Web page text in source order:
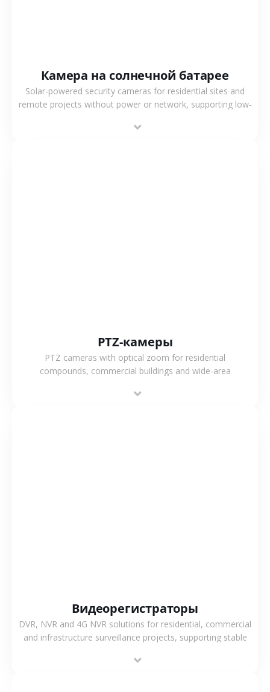
Камера на солнечной батарее
Solar-powered security cameras for residential sites and
remote projects without power or network, supporting low-
monitoring.
PTZ-камеры
PTZ cameras with optical zoom for residential
compounds, commercial buildings and wide-area
flexible coverage.
Видеорегистраторы
DVR, NVR and 4G NVR solutions for residential, commercial
and infrastructure surveillance projects, supporting stable